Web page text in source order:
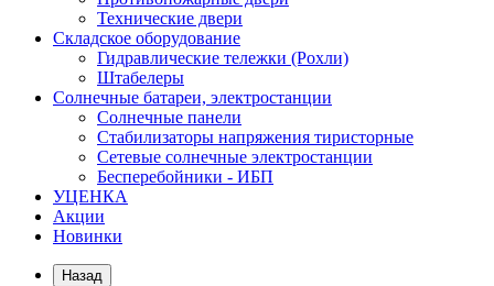
Технические двери
Складское оборудование
Гидравлические тележки (Рохли)
Штабелеры
Солнечные батареи, электростанции
Солнечные панели
Стабилизаторы напряжения тиристорные
Сетевые солнечные электростанции
Бесперебойники - ИБП
УЦЕНКА
Акции
Новинки
Назад